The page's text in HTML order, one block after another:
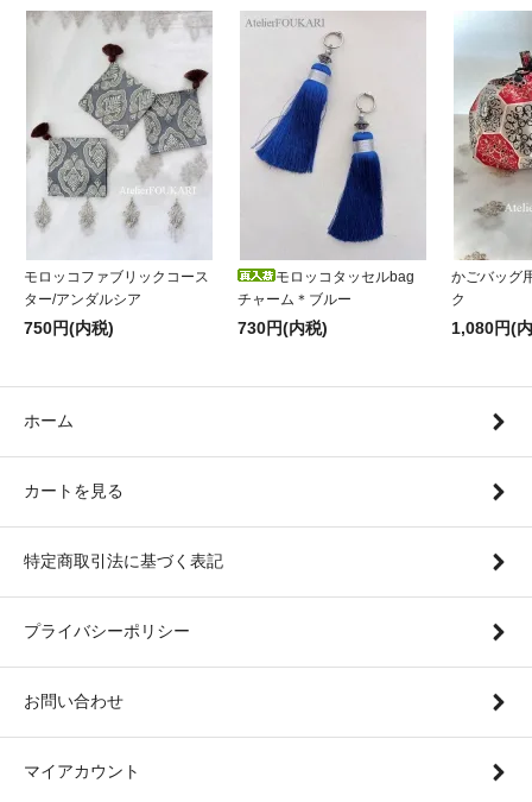
モロッコファブリックコース
ター/アンダルシア
750円(内税)
モロッコタッセルbag
チャーム＊ブルー
730円(内税)
かごバッグ
ク
1,080円(
ホーム
カートを見る
特定商取引法に基づく表記
プライバシーポリシー
お問い合わせ
マイアカウント